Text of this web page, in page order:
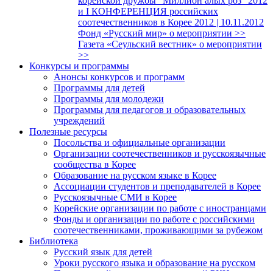
и I КОНФЕРЕНЦИЯ российских
соотечественников в Корее 2012 | 10.11.2012
Фонд «Русский мир» о мероприятии >>
Газета «Сеульский вестник» о мероприятии
>>
Конкурсы и программы
Анонсы конкурсов и программ
Программы для детей
Программы для молодежи
Программы для педагогов и образовательных
учреждений
Полезные ресурсы
Посольства и официальные организации
Организации соотечественников и русскоязычные
сообщества в Корее
Образование на русском языке в Корее
Ассоциации студентов и преподавателей в Корее
Русскоязычные СМИ в Корее
Корейские организации по работе с иностранцами
Фонды и организации по работе с российскими
соотечественниками, проживающими за рубежом
Библиотека
Русский язык для детей
Уроки русского языка и образование на русском